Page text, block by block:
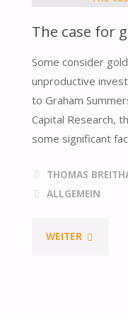
The case for
Some consider
unproductive
to Graham
Capital Research,
some significant
THOMAS
ALLGEMEIN
WEITER"THE